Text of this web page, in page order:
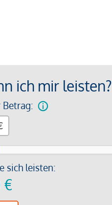
ich mir leisten?
sich leisten:
€